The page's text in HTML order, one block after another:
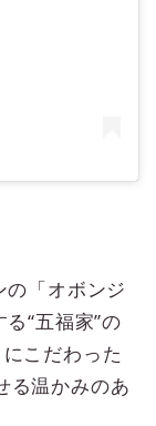
「オボンジ
“五福家”の
こだわった
る温かみのあ